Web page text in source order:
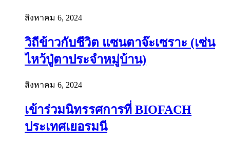
สิงหาคม 6, 2024
วิถีข้าวกับชีวิต แซนตาจ๊ะเซราะ (เซ่น
ไหว้ปู่ตาประจำหมู่บ้าน)
สิงหาคม 6, 2024
เข้าร่วมนิทรรศการที่ BIOFACH
ประเทศเยอรมนี